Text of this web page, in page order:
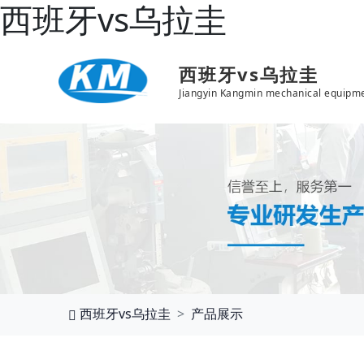
西班牙vs乌拉圭
西班牙vs乌拉圭
Jiangyin Kangmin mechanical
西班牙vs乌拉圭 产品展示